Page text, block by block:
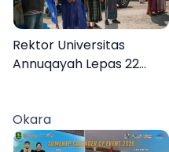
Rektor Universitas
Annuqayah Lepas 22
Suci dan Jeddah
Okara